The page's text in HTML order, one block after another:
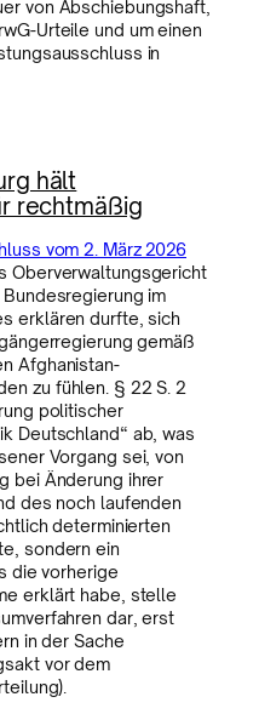
von Abschiebungshaft,
Urteile und um einen
in
hält
rechtmäßig
vom 2. März 2026
Oberverwaltungsgericht
im
erklären durfte, sich
gemäß
Afghanistan-
zu fühlen. § 22 S. 2
politischer
Deutschland“ ab, was
Vorgang sei, von
bei Änderung ihrer
des noch laufenden
determinierten
sondern ein
die vorherige
erklärt habe, stelle
dar, erst
in der Sache
vor dem